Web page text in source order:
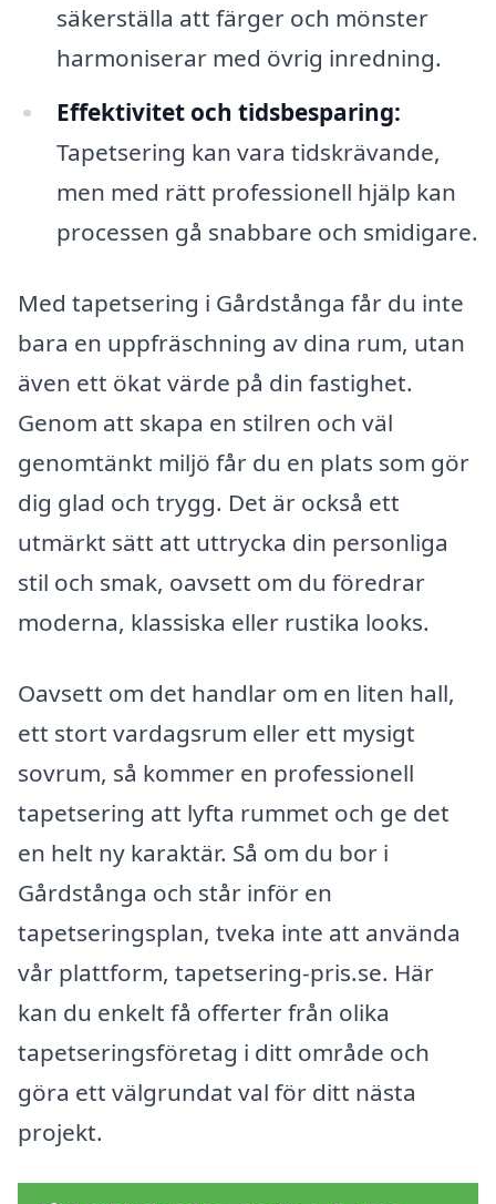
säkerställa att färger och mönster
harmoniserar med övrig inredning.
Effektivitet och tidsbesparing:
Tapetsering kan vara tidskrävande,
men med rätt professionell hjälp kan
processen gå snabbare och smidigare.
Med tapetsering i Gårdstånga får du inte
bara en uppfräschning av dina rum, utan
även ett ökat värde på din fastighet.
Genom att skapa en stilren och väl
genomtänkt miljö får du en plats som gör
dig glad och trygg. Det är också ett
utmärkt sätt att uttrycka din personliga
stil och smak, oavsett om du föredrar
moderna, klassiska eller rustika looks.
Oavsett om det handlar om en liten hall,
ett stort vardagsrum eller ett mysigt
sovrum, så kommer en professionell
tapetsering att lyfta rummet och ge det
en helt ny karaktär. Så om du bor i
Gårdstånga och står inför en
tapetseringsplan, tveka inte att använda
vår plattform, tapetsering-pris.se. Här
kan du enkelt få offerter från olika
tapetseringsföretag i ditt område och
göra ett välgrundat val för ditt nästa
projekt.